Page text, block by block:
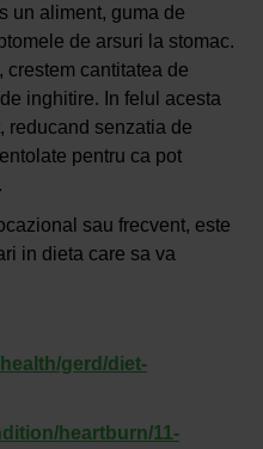
un aliment, guma de
de arsuri la stomac.
crestem cantitatea de
inghitire. In felul acesta
reducand senzatia de
pentru ca pot
sau frecvent, este
in dieta care sa va
gerd/diet-
heartburn/11-